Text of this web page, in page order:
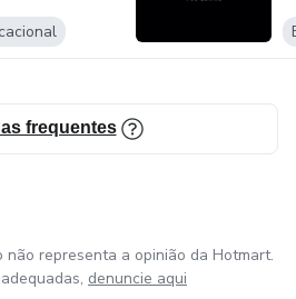
frequentes
representa a opinião da Hotmart.
denuncie aqui